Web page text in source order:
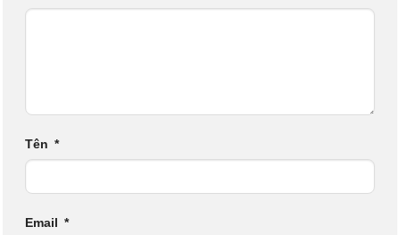
Tên *
Email *